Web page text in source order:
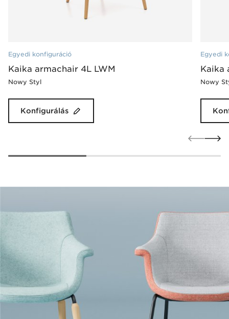
Egyedi konfiguráció
Kaika armachair 4L LWM
Nowy Styl
Konfigurálás
Egyedi
Kaika
Nowy